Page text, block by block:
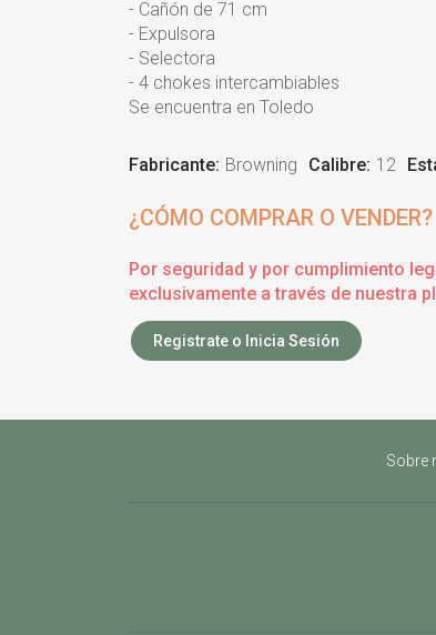
- Cañón de 71 cm
- Expulsora
- Selectora
- 4 chokes intercambiables
Se encuentra en Toledo
Fabricante: Browning Calibre: 12
¿CÓMO COMPRAR O VENDER?
Por seguridad y por cumplimiento
exclusivamente a través de nuestra
Registrate o Inicia Sesión
Sobre